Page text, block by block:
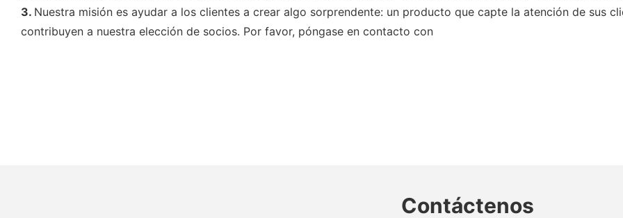
3. Nuestra misión es ayudar a los clientes a crear algo sorprendente: un producto que capte la atención de sus
contribuyen a nuestra elección de socios. Por favor, póngase en contacto con
Contáctenos